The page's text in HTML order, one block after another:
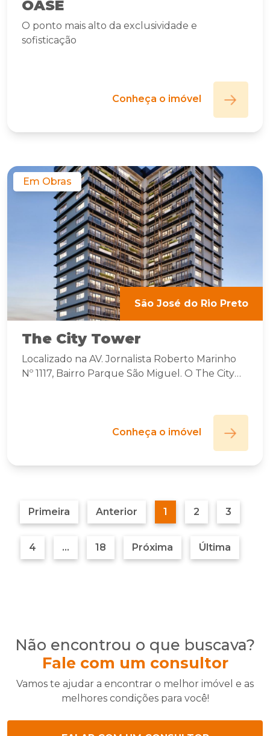
OASE
O ponto mais alto da exclusividade e
sofisticação
Conheça o imóvel
Em Obras
São José do Rio Preto
The City Tower
Localizado na AV. Jornalista Roberto Marinho
Nº 1117, Bairro Parque São Miguel. O The City
Conheça o imóvel
Primeira Anterior 1 2 3
4 ... 18 Próxima Última
Não encontrou o que buscava?
Fale com um consultor
Vamos te ajudar a encontrar o melhor imóvel e as
melhores condições para você!